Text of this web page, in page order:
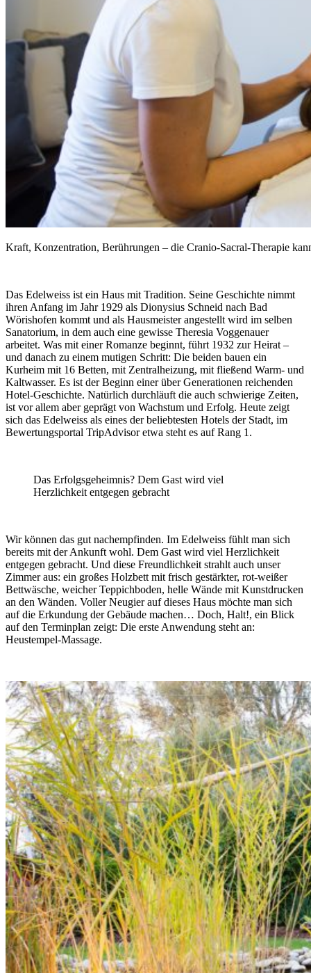
Kraft, Konzentration, Berührungen – die Cranio-Sacral-Therapie
Das Edelweiss ist ein Haus mit Tradition. Seine Geschichte nimmt
ihren Anfang im Jahr 1929 als Dionysius Schneid nach Bad
Wörishofen kommt und als Hausmeister angestellt wird im selben
Sanatorium, in dem auch eine gewisse Theresia Voggenauer
arbeitet. Was mit einer Romanze beginnt, führt 1932 zur Heirat –
und danach zu einem mutigen Schritt: Die beiden bauen ein
Kurheim mit 16 Betten, mit Zentralheizung, mit fließend Warm- und
Kaltwasser. Es ist der Beginn einer über Generationen reichenden
Hotel-Geschichte. Natürlich durchläuft die auch schwierige Zeiten,
ist vor allem aber geprägt von Wachstum und Erfolg. Heute zeigt
sich das Edelweiss als eines der beliebtesten Hotels der Stadt, im
Bewertungsportal TripAdvisor etwa steht es auf Rang 1.
Das Erfolgsgeheimnis? Dem Gast wird viel
Herzlichkeit entgegen gebracht
Wir können das gut nachempfinden. Im Edelweiss fühlt man sich
bereits mit der Ankunft wohl. Dem Gast wird viel Herzlichkeit
entgegen gebracht. Und diese Freundlichkeit strahlt auch unser
Zimmer aus: ein großes Holzbett mit frisch gestärkter, rot-weißer
Bettwäsche, weicher Teppichboden, helle Wände mit Kunstdrucken
an den Wänden. Voller Neugier auf dieses Haus möchte man sich
auf die Erkundung der Gebäude machen… Doch, Halt!, ein Blick
auf den Terminplan zeigt: Die erste Anwendung steht an:
Heustempel-Massage.